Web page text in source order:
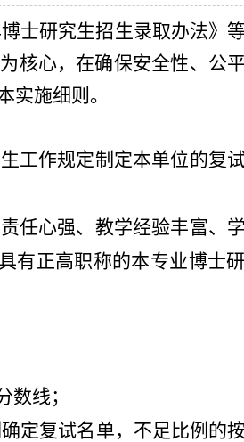
士研究生招生录取办法》
核心，在确保安全性、公
实施细则。
工作规定制定本单位的复
任心强、教学经验丰富、
有正高职称的本专业博士
线；
定复试名单，不足比例的